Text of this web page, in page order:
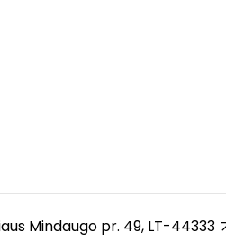
Mindaugo pr. 49, LT-44333